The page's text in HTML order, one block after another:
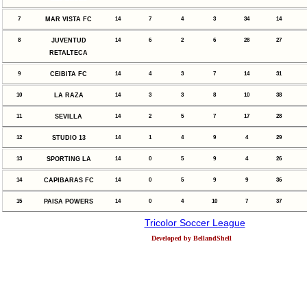
7 MAR VISTA FC 14 7 4 3 34 14
8
JUVENTUD
RETALTECA
14 6 2 6 28 27
9 CEIBITA FC 14 4 3 7 14 31
10 LA RAZA 14 3 3 8 10 38
11 SEVILLA 14 2 5 7 17 28
12 STUDIO 13 14 1 4 9 4 29
13 SPORTING LA 14 0 5 9 4 26
14 CAPIBARAS FC 14 0 5 9 9 36
15 PAISA POWERS 14 0 4 10 7 37
Tricolor Soccer League
Developed by BellandShell